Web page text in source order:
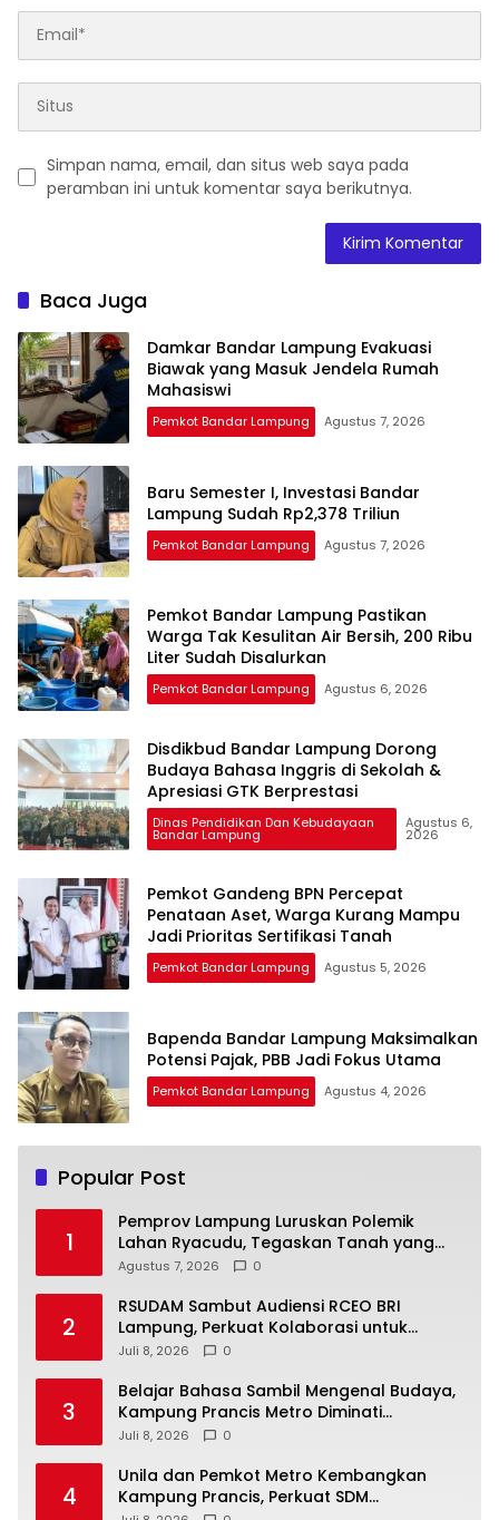
Simpan nama, email, dan situs web saya pada
peramban ini untuk komentar saya berikutnya.
Baca Juga
Damkar Bandar Lampung Evakuasi
Biawak yang Masuk Jendela Rumah
Mahasiswi
Pemkot Bandar Lampung Agustus 7, 2026
Baru Semester I, Investasi Bandar
Lampung Sudah Rp2,378 Triliun
Pemkot Bandar Lampung Agustus 7, 2026
Pemkot Bandar Lampung Pastikan
Warga Tak Kesulitan Air Bersih, 200 Ribu
Liter Sudah Disalurkan
Pemkot Bandar Lampung Agustus 6, 2026
Disdikbud Bandar Lampung Dorong
Budaya Bahasa Inggris di Sekolah &
Apresiasi GTK Berprestasi
Dinas Pendidikan Dan Kebudayaan
Bandar Lampung
Agustus 6,
2026
Pemkot Gandeng BPN Percepat
Penataan Aset, Warga Kurang Mampu
Jadi Prioritas Sertifikasi Tanah
Pemkot Bandar Lampung Agustus 5, 2026
Bapenda Bandar Lampung Maksimalkan
Potensi Pajak, PBB Jadi Fokus Utama
Pemkot Bandar Lampung Agustus 4, 2026
Popular Post
1
Pemprov Lampung Luruskan Polemik
Lahan Ryacudu, Tegaskan Tanah yang
Dipersoalkan Bukan Aset Provinsi
Agustus 7, 2026 0
2
RSUDAM Sambut Audiensi RCEO BRI
Lampung, Perkuat Kolaborasi untuk
Pengembangan Layanan dan SDM
Juli 8, 2026 0
3
Belajar Bahasa Sambil Mengenal Budaya,
Kampung Prancis Metro Diminati
Masyarakat
Juli 8, 2026 0
4
Unila dan Pemkot Metro Kembangkan
Kampung Prancis, Perkuat SDM